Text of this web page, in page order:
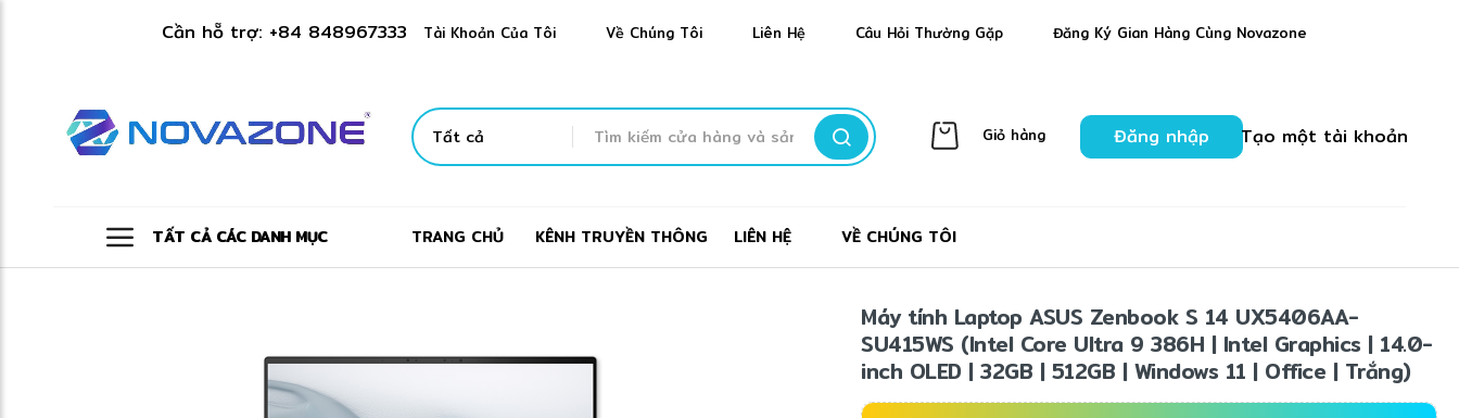
Cần hỗ trợ: +84 848967333 Tài Khoản Của Tôi Về Chúng Tôi Liên Hệ Câu Hỏi Thường Gặp Đăng Ký Gian Hàng Cùng Novazone
Tìm
kiếm
Giỏ hàng Đăng nhập Tạo một tài khoản
TẤT CẢ CÁC DANH MỤC TRANG CHỦ KÊNH TRUYỀN THÔNG LIÊN HỆ VỀ CHÚNG TÔI
Máy tính Laptop ASUS Zenbook S 14 UX5406AA-
SU415WS (Intel Core Ultra 9 386H | Intel Graphics | 14.0-
inch OLED | 32GB | 512GB | Windows 11 | Office | Trắng)